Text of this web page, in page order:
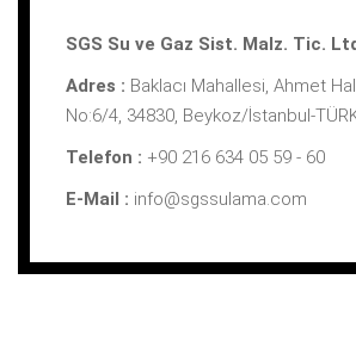
SGS Su ve Gaz Sist. Malz. Tic.
Adres : Baklacı Mahallesi, Ahmet
No:6/4, 34830, Beykoz/İstanbul-
Telefon : +90 216 634 05 59 - 60
E-Mail : info@sgssulama.com